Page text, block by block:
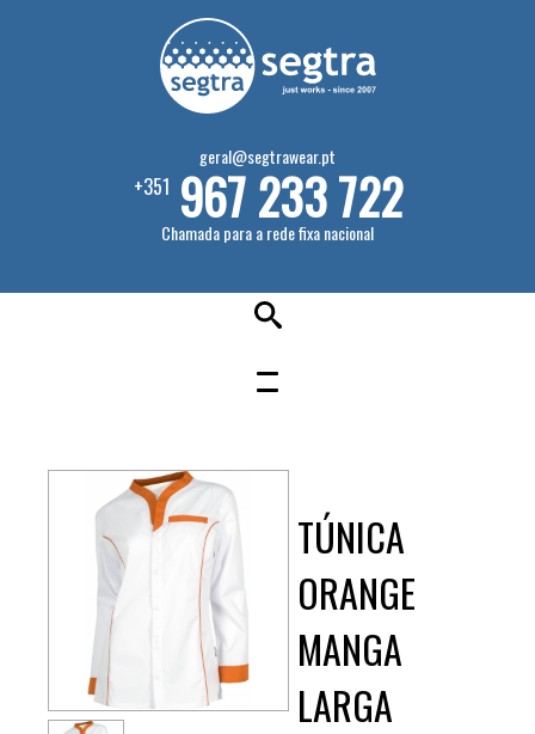
geral@segtrawear.pt
+351 967 233 722
Chamada para a rede fixa nacional
TÚNICA
ORANGE
MANGA
LARGA